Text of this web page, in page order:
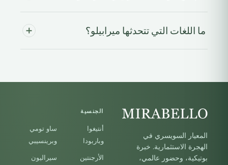
ما اللغات التي تتحدثها ميرابيلو؟
المعيار السويسري في
الهجرة الاستثمارية. خبرة
بوتيكية، وحضور عالمي،
الجنسية
أنتيغوا
وباربودا
الأرجنتين
ساو تومي
وبرينسيبي
سيراليون